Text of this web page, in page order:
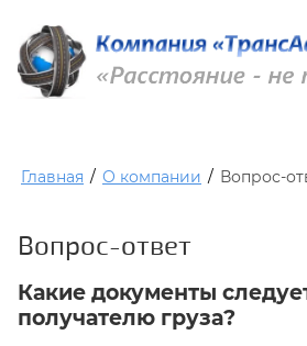
Главная / О компании / Вопрос-
Вопрос-ответ
Какие документы
получателю груза?